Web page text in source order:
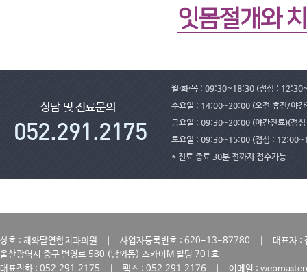
잇몸절개와
상담 및 진료문의
월·화·목 : 09:30~18:30 (점심 :
수요일 : 14:00~20:00 (오전 휴진/야간
금요일 : 09:30~20:00 (야간진료)(점
토요일 : 09:30~15:00 (점심 :
* 진료 종료 30분 전까지 접수가능
상호 : 해와달연합치과의원 사업자등록번호 : 620-13-87780
대표자 :
울산광역시 중구 번영로 580 (남외동) 스카이M 빌딩 701호
대표전화 : 052.291.2175
팩스 : 052.291.2176
이메일 :